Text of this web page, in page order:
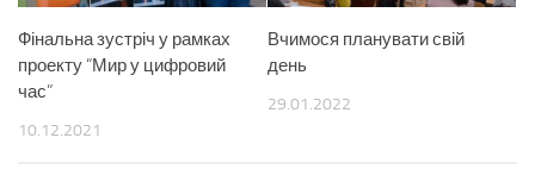
Фінальна зустріч у рамках
проекту “Мир у цифровий
час”
10.12.2021
Вчимося планувати свій
день
29.01.2022